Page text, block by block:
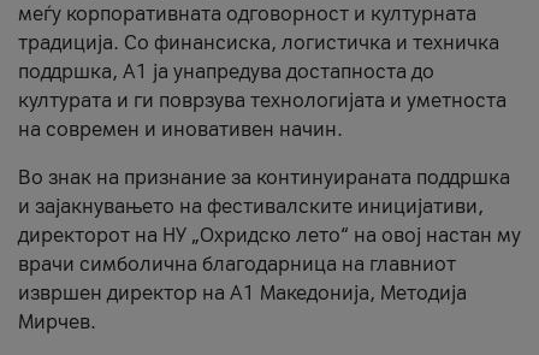
меѓу корпоративната одговорност и културната
традиција. Со финансиска, логистичка и техничка
поддршка, A1 ја унапредува достапноста до
културата и ги поврзува технологијата и уметноста
на современ и иновативен начин.
Во знак на признание за континуираната поддршка
и зајакнувањето на фестивалските иницијативи,
директорот на НУ „Охридско лето“ на овој настан му
врачи симболична благодарница на главниот
извршен директор на A1 Македонија, Методија
Мирчев.